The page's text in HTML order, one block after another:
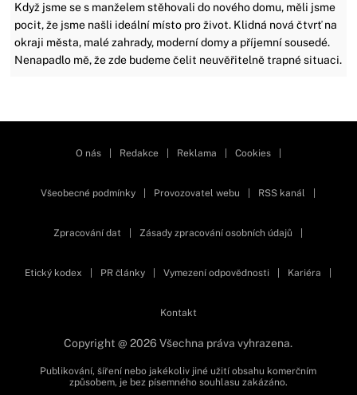
Když jsme se s manželem stěhovali do nového domu, měli jsme
pocit, že jsme našli ideální místo pro život. Klidná nová čtvrť na
okraji města, malé zahrady, moderní domy a příjemní sousedé.
Nenapadlo mě, že zde budeme čelit neuvěřitelně trapné situaci.
O nás Redakce Reklama Cookies
Všeobecné podmínky Provozovatel webu RSS kanál
Zpracování dat Zásady zpracování osobních údajů
Etický kodex PR články Vymezení odpovědnosti Kariéra
Kontakt
Copyright @ 2026 Všechna práva vyhrazena.
Publikování, šíření nebo jakékoliv jiné užití obsahu komerčním
způsobem, je bez písemného souhlasu zakázáno.